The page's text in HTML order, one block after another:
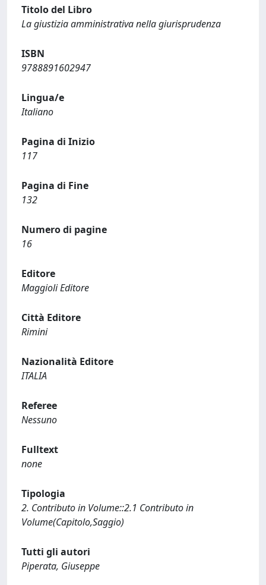
Titolo del Libro
La giustizia amministrativa nella giurisprudenza
ISBN
9788891602947
Lingua/e
Italiano
Pagina di Inizio
117
Pagina di Fine
132
Numero di pagine
16
Editore
Maggioli Editore
Città Editore
Rimini
Nazionalità Editore
ITALIA
Referee
Nessuno
Fulltext
none
Tipologia
2. Contributo in Volume::2.1 Contributo in
Volume(Capitolo,Saggio)
Tutti gli autori
Piperata, Giuseppe